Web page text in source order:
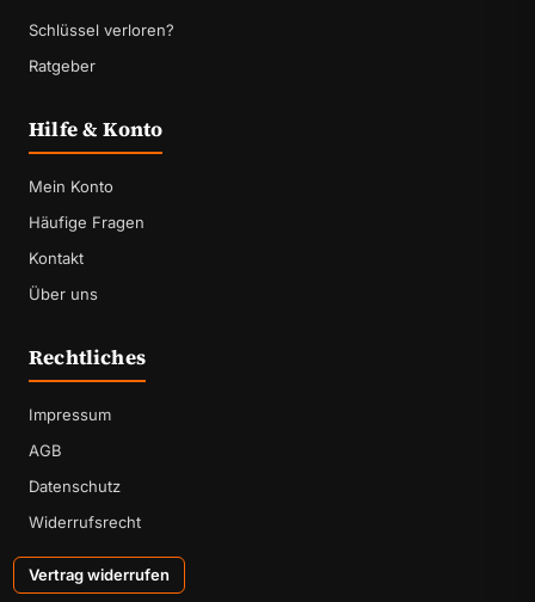
Schlüssel verloren?
Ratgeber
Hilfe & Konto
Mein Konto
Häufige Fragen
Kontakt
Über uns
Rechtliches
Impressum
AGB
Datenschutz
Widerrufsrecht
Vertrag widerrufen